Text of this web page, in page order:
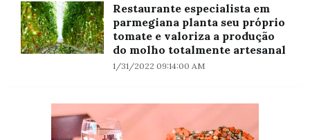
Restaurante especialista em
parmegiana planta seu próprio
tomate e valoriza a produção
do molho totalmente artesanal
1/31/2022 09:14:00 AM